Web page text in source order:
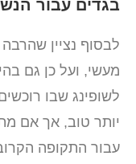
בגדים עבור
לבסוף נציין שהרבה
מעשי, ועל כן גם
לשופינג שבו
יותר טוב, אך אם
עבור התקופה